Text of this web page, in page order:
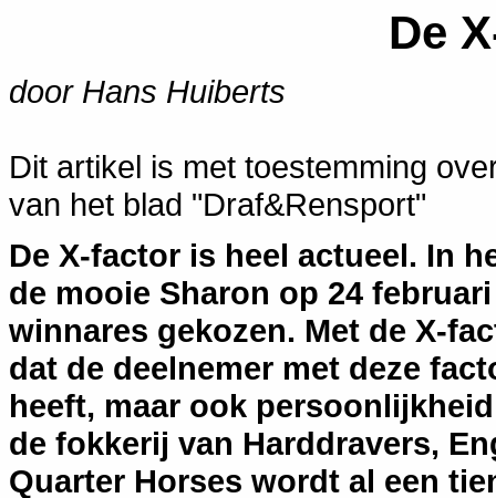
De
door Hans Huiberts
Dit artikel is met toestemming
van het blad "Draf&Rensport"
De X-factor is heel actueel. In
de mooie Sharon op 24
winnares gekozen. Met de X-
dat de deelnemer met deze
heeft, maar ook
de fokkerij van Harddravers,
Quarter Horses wordt al een